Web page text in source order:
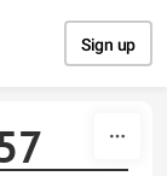
Sign up